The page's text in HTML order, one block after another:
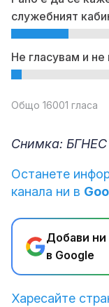
служебният
Не гласувам и
Общо 16001 гласа
Снимка: БГНЕС
Останете
канала ни в
Добави ни
в Google
Харесайте